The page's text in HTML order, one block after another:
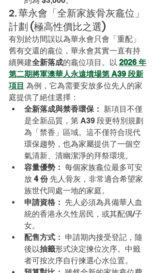
2. 華永會「全新家族骨灰龕位」
計劃 (極高性價比之選)
有別於坊間誤以為華永會只會「重配」
舊有交還的龕位，華永會其實一直有持
續興建全新落成的龕位項目。以 2026 年
第二期將軍澳華人永遠墳場第 A39 段新
項目 為例，它為需要安放多位先人的家
庭提供了絕佳選擇：
全新落成與禁香環保： 新項目不僅
是全新品質，第 A39 段更特別規劃
為「禁香」區域。這不僅符合現代
環保趨勢，也為家屬提供了一個空
氣清新、清幽潔淨的拜祭環境。
容量優勢： 每個家族龕位最多可安
放 4 份 先人骨灰，非常適合希望家
族世代同處一地的家庭。
申請資格： 先人必須為具備華人血
統的香港永久性居民，或其配偶/子
女。
配售方式： 申請期內接受登記，隨
後以抽籤形式決定揀位次序。中籤
者可按次序自行揀選心水位置。